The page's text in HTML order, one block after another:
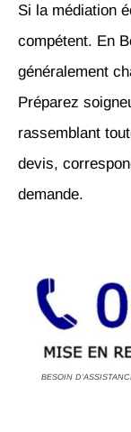
Si la médiation
compétent. En
généralement
Préparez
rassemblant
devis,
demande.
BESOIN